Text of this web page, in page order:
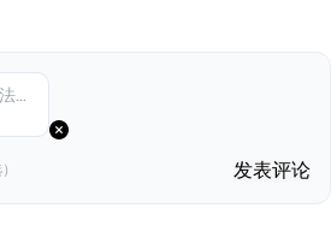
发表评论